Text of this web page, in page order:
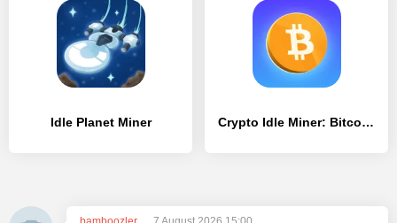
Idle Planet Miner Crypto Idle Miner: Bitcoin Inc